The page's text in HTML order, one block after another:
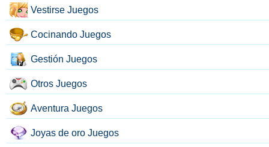
Vestirse Juegos
Cocinando Juegos
Gestión Juegos
Otros Juegos
Aventura Juegos
Joyas de oro Juegos